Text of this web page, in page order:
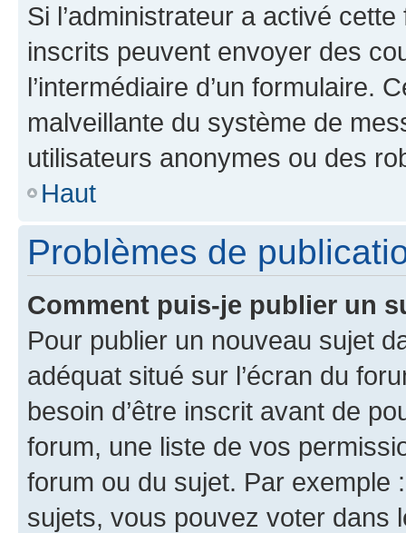
Si l’administrateur a activé
inscrits peuvent envoyer des
l’intermédiaire d’un formulaire.
malveillante du système de
utilisateurs anonymes ou des
Haut
Problèmes de
Comment puis-je publier un
Pour publier un nouveau sujet
adéquat situé sur l’écran du
besoin d’être inscrit avant de
forum, une liste de vos
forum ou du sujet. Par exemple
sujets, vous pouvez voter dans